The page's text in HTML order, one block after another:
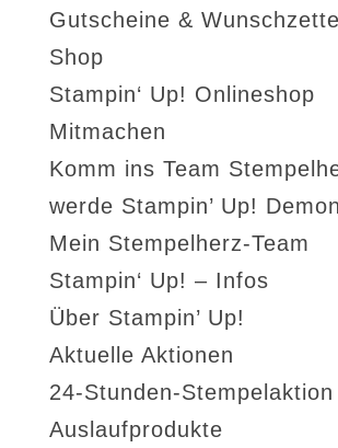
Gutscheine & Wunschzettel
Shop
Stampin‘ Up! Onlineshop
Mitmachen
Komm ins Team
werde Stampin’ Up!
Mein Stempelherz-Team
Stampin‘ Up! – Infos
Über Stampin’ Up!
Aktuelle Aktionen
24-Stunden-Stempelaktion
Auslaufprodukte